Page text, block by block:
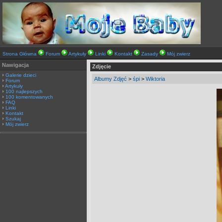
Strona Główna Forum Artykuły Linki Kontakt Zasady Mój zwierz
Nawigacja
Galerie dzieci
Forum
Artykuły
100 najlepszych
100 komentowanych
FAQ
Linki
Kontakt
Szukaj
Mój zwierz
Zdjęcie
Albumy Zdjęć > śpi > Wiktoria